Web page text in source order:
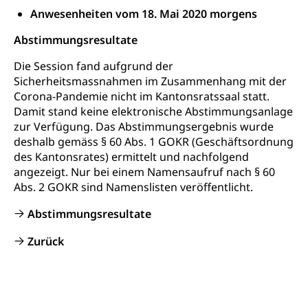
Anwesenheiten vom 18. Mai 2020 morgens
Abstimmungsresultate
Die Session fand aufgrund der
Sicherheitsmassnahmen im Zusammenhang mit der
Corona-Pandemie nicht im Kantonsratssaal statt.
Damit stand keine elektronische Abstimmungsanlage
zur Verfügung. Das Abstimmungsergebnis wurde
deshalb gemäss § 60 Abs. 1 GOKR (Geschäftsordnung
des Kantonsrates) ermittelt und nachfolgend
angezeigt. Nur bei einem Namensaufruf nach § 60
Abs. 2 GOKR sind Namenslisten veröffentlicht.
Abstimmungsresultate
Zurück
Studienberatung, Beratung und Unterstützung,
Berufsabschluss für Erwachsene
Erwachsenenmatura
Bildungsgutscheine Grundkompetenzen
Bildung & Berufsabschluss für Erwachsene
Fachperson Betreuung (verkürzte
Grundbildung)
Fachperson Gesundheit (verkürzte
Grundbildung)
Allgemeinbildung für Erwachsene
Berufsberatung (berufsberatung.ch)
Grundkompetenzen (einfach-besser.ch)
Berufliche Grundbildung
Lehre, Berufsfachschule, Lehrbetrieb, Lehrvertrag,
Berufsberatung, Qualifikationsverfahren,
Berufswahl & Berufsberatung, Schnupperlehre und
Lehrstellensuche, Berufsmaturität,
Brückenangebote, Zugewanderte & Arbeitsmarkt,
Fachstelle Berufsbildung
Schulen und Berufsbildungszentren
Integrationsvorlehre INVOL Zentralschweiz
Fremdsprachen in der Berufslehre –
Hochschule Fachhochschule
Studium, Hochschulstudium, tertiäre Bildung
Campus Horw
Mittelschulen
Gymnasium, Handelsmittelschule, Sekundarstufe II,